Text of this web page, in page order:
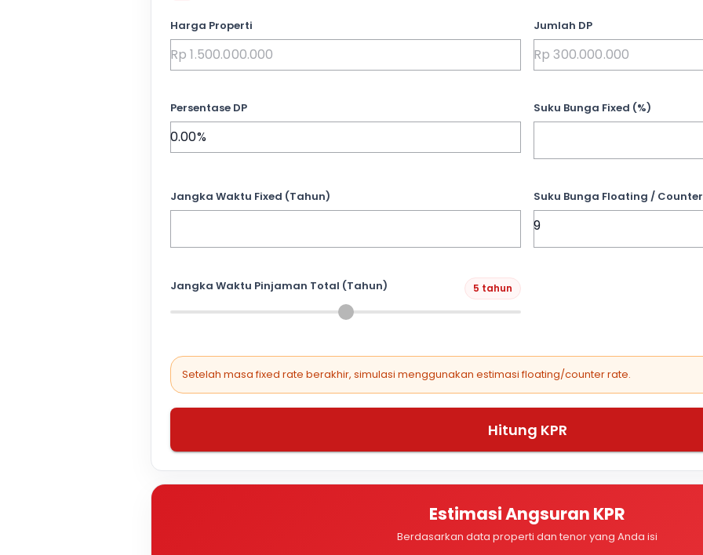
Harga Properti Jumlah DP
Persentase DP Suku Bunga Fixed (%)
Jangka Waktu Fixed (Tahun) Suku Bunga Floating /
Jangka Waktu Pinjaman Total (Tahun) 5 tahun
Setelah masa fixed rate berakhir, simulasi menggunakan estimasi floating/counter rate.
Hitung KPR
Estimasi Angsuran KPR
Berdasarkan data properti dan tenor yang Anda isi